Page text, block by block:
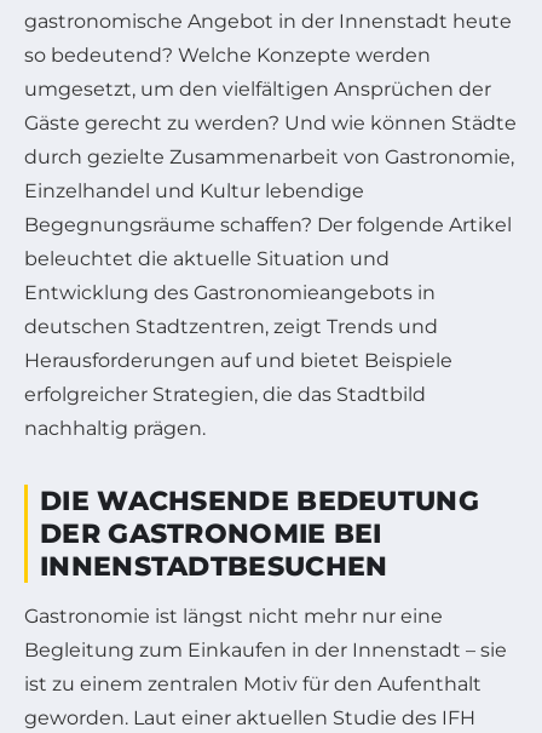
gastronomische Angebot in der Innenstadt heute
so bedeutend? Welche Konzepte werden
umgesetzt, um den vielfältigen Ansprüchen der
Gäste gerecht zu werden? Und wie können Städte
durch gezielte Zusammenarbeit von Gastronomie,
Einzelhandel und Kultur lebendige
Begegnungsräume schaffen? Der folgende Artikel
beleuchtet die aktuelle Situation und
Entwicklung des Gastronomieangebots in
deutschen Stadtzentren, zeigt Trends und
Herausforderungen auf und bietet Beispiele
erfolgreicher Strategien, die das Stadtbild
nachhaltig prägen.
DIE WACHSENDE BEDEUTUNG
DER GASTRONOMIE BEI
INNENSTADTBESUCHEN
Gastronomie ist längst nicht mehr nur eine
Begleitung zum Einkaufen in der Innenstadt – sie
ist zu einem zentralen Motiv für den Aufenthalt
geworden. Laut einer aktuellen Studie des IFH